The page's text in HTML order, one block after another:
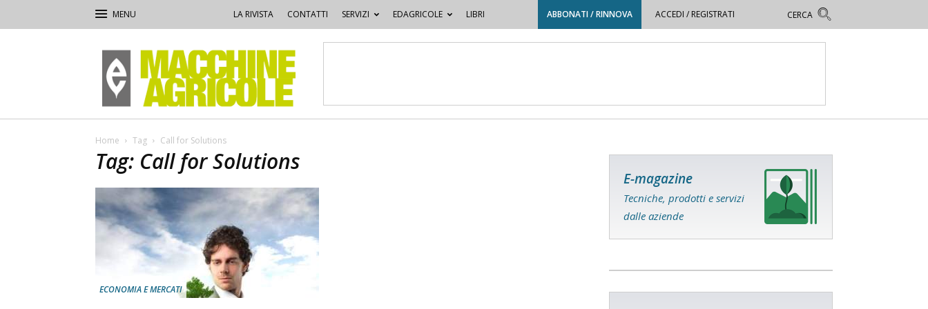
LA RIVISTA CONTATTI SERVIZI EDAGRICOLE LIBRI ABBONATI / RINNOVA ACCEDI / REGISTRATI
Macchine
Agricole
Home Tag Call for Solutions
Tag: Call for Solutions
ECONOMIA E MERCATI
E-magazine
Tecniche, prodotti e servizi
dalle aziende